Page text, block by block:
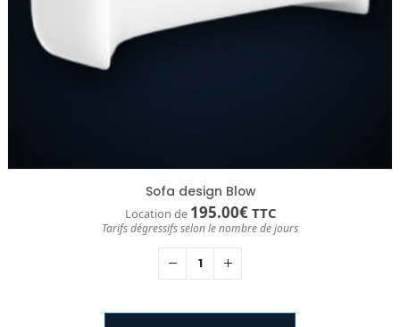
Sofa design Blow
Location de 195.00€ TTC
Tarifs dégressifs selon le nombre de jours